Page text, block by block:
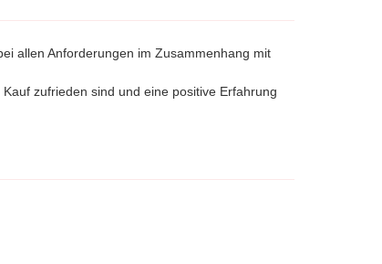
allen Anforderungen im Zusammenhang mit
zufrieden sind und eine positive Erfahrung